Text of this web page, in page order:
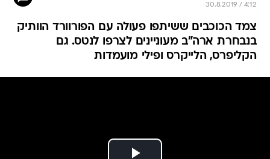
30.8.2019 / 4:12
צמד הכוכבים ששיתפו פעולה עם הפורוורד הוותיק
בנבחרת ארה"ב מעוניינים לצרפו לנטס. גם
הקליפרס, הלייקרס ופילי מועמדות